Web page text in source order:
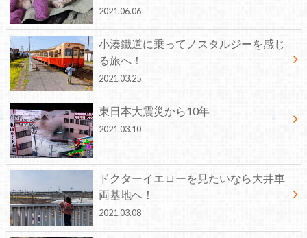
2021.06.06
小湊鐵道に乗ってノスタルジーを感じ
る旅へ！
2021.03.25
東日本大震災から10年
2021.03.10
ドクターイエローを見たいなら大井車
両基地へ！
2021.03.08